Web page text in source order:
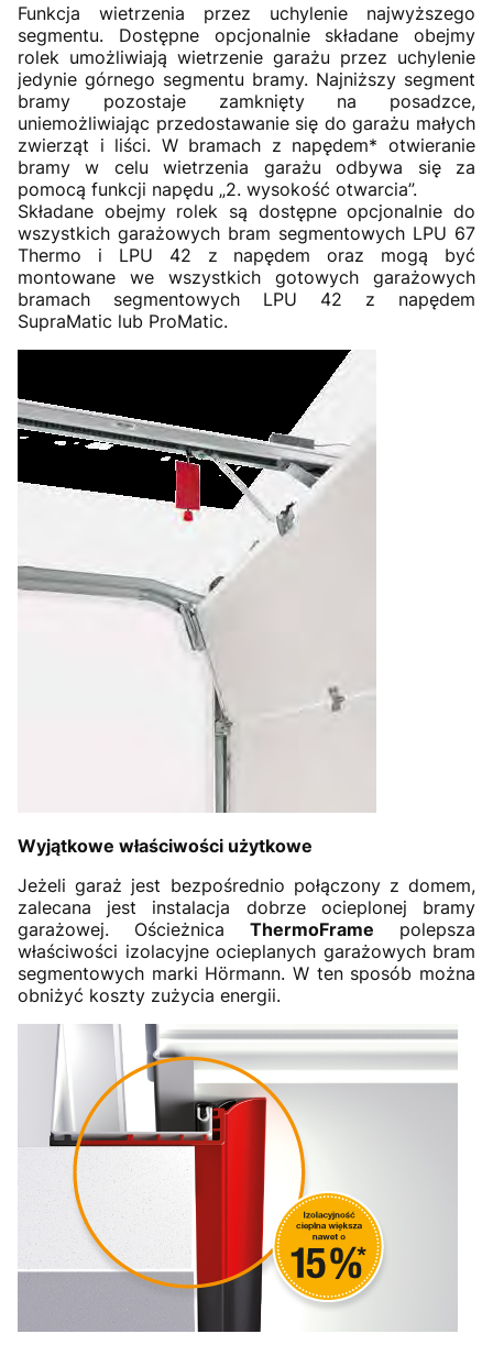
Funkcja wietrzenia przez uchylenie najwyższego
segmentu. Dostępne opcjonalnie składane obejmy
rolek umożliwiają wietrzenie garażu przez uchylenie
jedynie górnego segmentu bramy. Najniższy segment
bramy pozostaje zamknięty na posadzce,
uniemożliwiając przedostawanie się do garażu małych
zwierząt i liści. W bramach z napędem* otwieranie
bramy w celu wietrzenia garażu odbywa się za
pomocą funkcji napędu „2. wysokość otwarcia”.
Składane obejmy rolek są dostępne opcjonalnie do
wszystkich garażowych bram segmentowych LPU 67
Thermo i LPU 42 z napędem oraz mogą być
montowane we wszystkich gotowych garażowych
bramach segmentowych LPU 42 z napędem
SupraMatic lub ProMatic.
Wyjątkowe właściwości użytkowe
Jeżeli garaż jest bezpośrednio połączony z domem,
zalecana jest instalacja dobrze ocieplonej bramy
garażowej. Ościeżnica ThermoFrame polepsza
właściwości izolacyjne ocieplanych garażowych bram
segmentowych marki Hörmann. W ten sposób można
obniżyć koszty zużycia energii.